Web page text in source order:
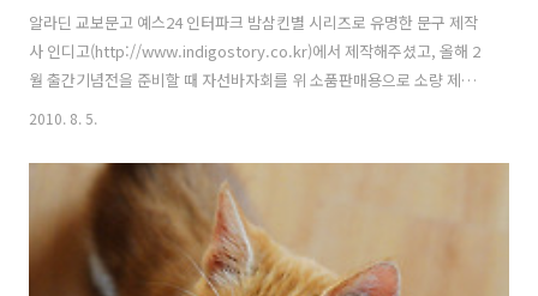
알라딘 교보문고 예스24 인터파크 밤삼킨별 시리즈로 유명한 문구 제작
사 인디고(http://www.indigostory.co.kr)에서 제작해주셨고, 올해 2
월 출간기념전을 준비할 때 자선바자회를 위 소품판매용으로 소량 제작
했던 '미니달력'과 비슷한 형식과 크기입니다. 그때 만들었던 미니달력
서' 세트에는 위 사진의 스티커들이나 끈, 집게 등은 없어요. 대신 미니엽
서보다 크기가 좀 큰 '폴라로이드 엽서' 세트에는 고양이 스티커 5종이
포함되어 있답니다. 미니 엽서에는 세 차례의 일본 고양이 여행에서 만난
길고양이와 가게의 고양이, 그리고 고양이 소품 사진이 수록되어 있어요.
책에 수록하지 않은 미공개 사진을 찾는 재미도 쏠쏠하답니다. 스..
2010. 8. 5.